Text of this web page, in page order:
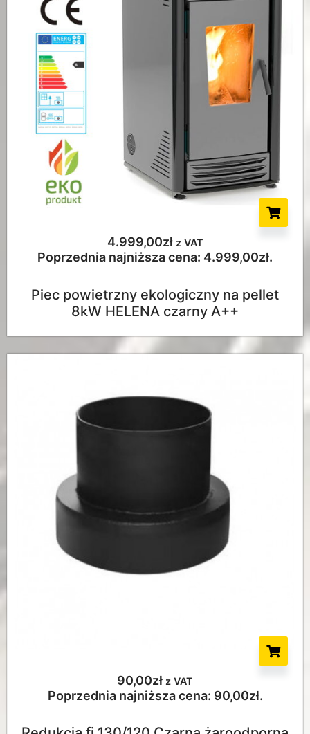
4.999,00zł z VAT
Poprzednia najniższa cena: 4.999,00zł.
Piec powietrzny ekologiczny na pellet
8kW HELENA czarny A++
90,00zł z VAT
Poprzednia najniższa cena: 90,00zł.